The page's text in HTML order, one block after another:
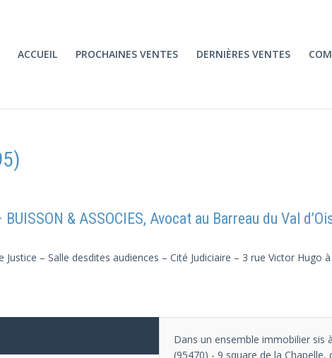
ACCUEIL PROCHAINES VENTES DERNIÈRES VENTES
& ASSOCIES, Avocat au Barreau du Val
– Salle desdites audiences – Cité Judiciaire – 3 rue Victor Hugo
Dans un ensemble immobilier sis à
(95470) - 9 square de la Chapelle,